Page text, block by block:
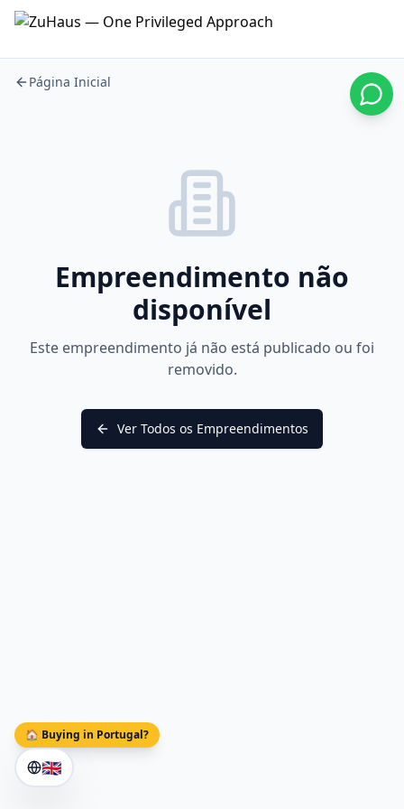
🏠 Buying in Portugal?
🇬🇧
Página Inicial
Empreendimento não
disponível
Este empreendimento já não está publicado ou foi
removido.
Ver Todos os Empreendimentos